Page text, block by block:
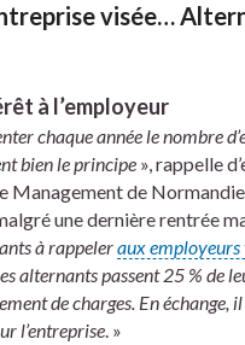
visée…
à l’employeur
chaque année le nombre
bien le principe », rappelle
Management de
une dernière rentrée
à rappeleraux employeurs
alternants passent 25 % de
de charges. En
l’entreprise. »